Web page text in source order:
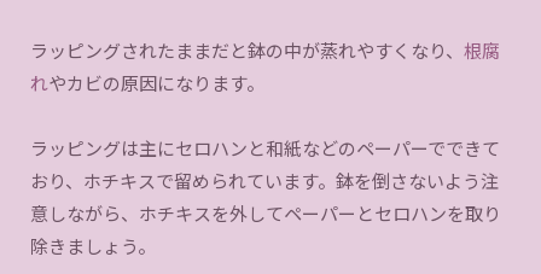
ラッピングされたままだと鉢の中が蒸れやすくなり、 根腐
れやカビの原因になります。
ラッピングは主にセロハンと和紙などのペーパーでできて
おり、ホチキスで留められています。鉢を倒さないよう注
意しながら、ホチキスを外してペーパーとセロハンを取り
除きましょう。